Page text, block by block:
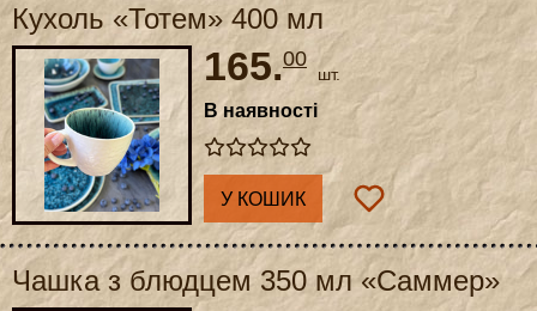
Кухоль «Тотем» 400 мл
165.00
шт.
В наявності
У КОШИК
Чашка з блюдцем 350 мл «Саммер»